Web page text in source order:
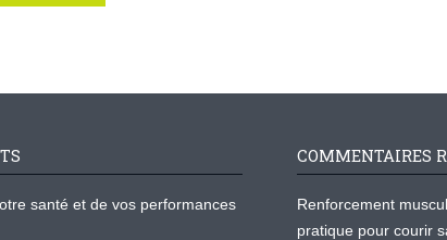
santé et de vos performances
COMMENTAIRES
Renforcement
pratique pour courir